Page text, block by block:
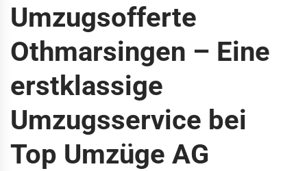
Umzugsofferte
Othmarsingen – Eine
erstklassige
Umzugsservice bei
Top Umzüge AG